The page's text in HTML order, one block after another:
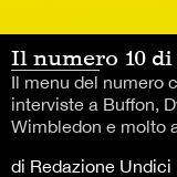
Il numero 10
Il menu del numero
interviste a Buffon,
Wimbledon e molto
di Redazione Undici